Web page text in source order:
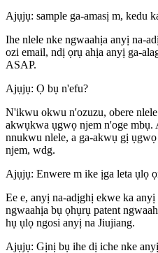
Ajụjụ: sample ga-amasị m, kedu
Ihe nlele nke ngwaahịa anyị na-
ozi email, ndị ọrụ ahịa anyị ga-
ASAP.
Ajụjụ: Ọ bụ n'efu?
N'ikwu okwu n'ozuzu, obere
akwụkwa ụgwọ njem n'oge mbụ.
nnukwu nlele, a ga-akwụ gị
njem, wdg.
Ajụjụ: Enwere m ike ịga leta ụlọ
Ee e, anyị na-adịghị ekwe ka
ngwaahịa bụ ọhụrụ patent
hụ ụlọ ngosi anyị na Jiujiang.
Ajụjụ: Gịnị bụ ihe dị iche nke